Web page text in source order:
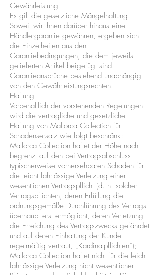
Gewährleistung
Es gilt die gesetzliche Mängelhaftung.
Soweit wir Ihnen darüber hinaus eine
Händlergarantie gewähren, ergeben sich
die Einzelheiten aus den
Garantiebedingungen, die dem jeweils
gelieferten Artikel beigefügt sind.
Garantieansprüche bestehend unabhängig
von den Gewährleistungsrechten.
Haftung
Vorbehaltlich der vorstehenden Regelungen
wird die vertragliche und gesetzliche
Haftung von Mallorca Collection für
Schadensersatz wie folgt beschränkt:
Mallorca Collection haftet der Höhe nach
begrenzt auf den bei Vertragsabschluss
typischerweise vorhersehbaren Schaden für
die leicht fahrlässige Verletzung einer
wesentlichen Vertragspflicht (d. h. solcher
Vertragspflichten, deren Erfüllung die
ordnungsgemäße Durchführung des Vertrags
überhaupt erst ermöglicht, deren Verletzung
die Erreichung des Vertragszwecks gefährdet
und auf deren Einhaltung der Kunde
regelmäßig vertraut, „Kardinalpflichten“);
Mallorca Collection haftet nicht für die leicht
fahrlässige Verletzung nicht wesentlicher